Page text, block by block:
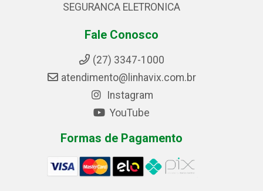
SEGURANCA ELETRONICA
Fale Conosco
(27) 3347-1000
atendimento@linhavix.com.br
Instagram
YouTube
Formas de Pagamento